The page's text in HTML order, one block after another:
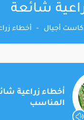
شائعة
أجيال - أخطاء
أخطاء زراعية
المناسب